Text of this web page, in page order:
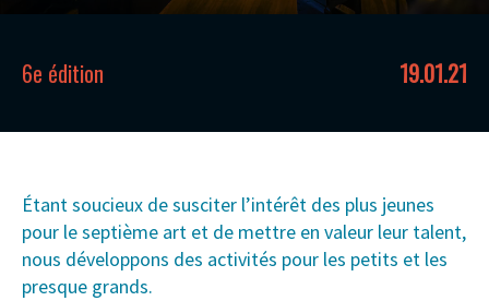
6e édition 19.01.21
Étant soucieux de susciter l’intérêt des plus jeunes
pour le septième art et de mettre en valeur leur talent,
nous développons des activités pour les petits et les
presque grands.